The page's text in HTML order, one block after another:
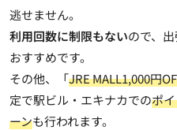
逃せません。
利用回数に制限もないので、
おすすめです。
その他、「JRE MALL1,000円
定で駅ビル・エキナカでのポ
ーンも行われます。